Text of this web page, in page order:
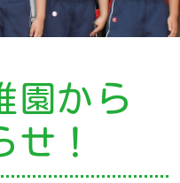
園から
せ！